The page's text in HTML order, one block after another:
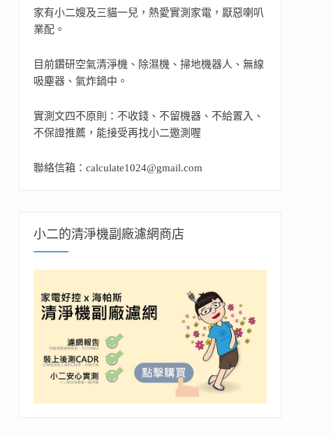
家有小二嫂及三貓一兒，熱愛實測家電，厭惡喇叭
業配。
目前鑽研空氣清淨機、除濕機、掃地機器人、無線
吸塵器、氣炸鍋中。
實測文四不原則：不收錢、不留機器、不給置入、
不保證推薦，能接受再找小二邀測喔
聯絡信箱：calculate1024@gmail.com
小二的清淨機副廠濾網商店